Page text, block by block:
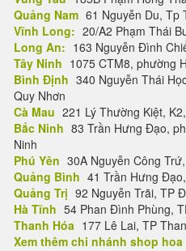
Quảng Nam 61 Nguyễn Du, Tp
Vĩnh Long: 20/A2 Phạm Thái
Long An: 163 Nguyễn Đình
Tây Ninh 1075 CTM8, phường
Bình Định 340 Nguyễn Thái
Quy Nhơn
Cà Mau 221 Lý Thường Kiệt,
Bắc Ninh 83 Trần Hưng Đạo,
Ninh
Phú Yên 30A Nguyễn Công
Quảng Bình 41 Trần Hưng
Quảng Trị 92 Nguyễn Trãi, TP
Hà Tĩnh 54 Phan Đình Phùng,
Thanh Hóa 177 Lê Lai, TP
Xem thêm chi nhánh shop hoa